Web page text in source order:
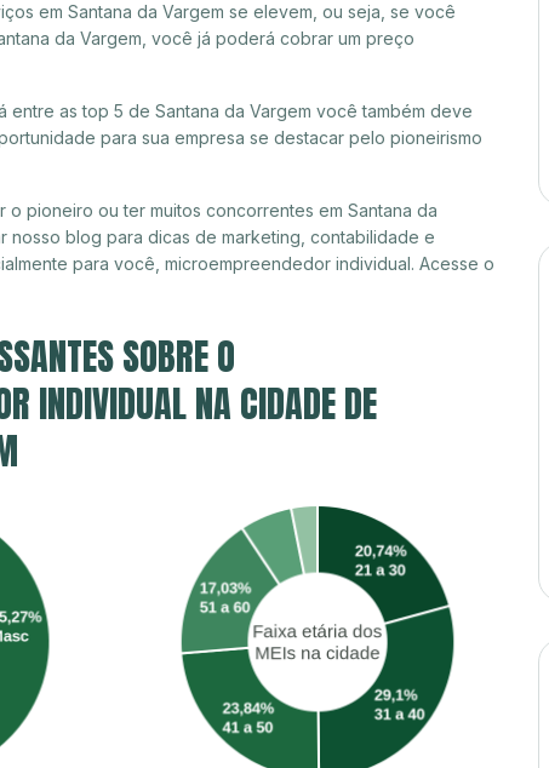
em Santana da Vargem se elevem, ou seja, se você
da Vargem, você já poderá cobrar um preço
entre as top 5 de Santana da Vargem você também deve
para sua empresa se destacar pelo pioneirismo
pioneiro ou ter muitos concorrentes em Santana da
nosso blog para dicas de marketing, contabilidade e
para você, microempreendedor individual. Acesse o
SOBRE O
INDIVIDUAL NA CIDADE DE